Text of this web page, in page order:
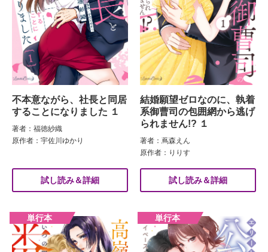
不本意ながら、社長と同居
することになりました １
著者：福徳紗織
原作者：宇佐川ゆかり
試し読み＆詳細
結婚願望ゼロなのに、執着
系御曹司の包囲網から逃げ
られません!? １
著者：蔦森えん
原作者：りりす
試し読み＆詳細